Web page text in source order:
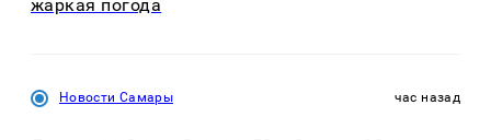
жаркая погода
Новости Самары час назад